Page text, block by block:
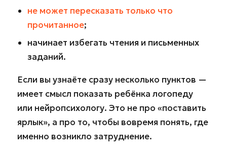
не может пересказать только что
прочитанное;
начинает избегать чтения и письменных
заданий.
Если вы узнаёте сразу несколько пунктов —
имеет смысл показать ребёнка логопеду
или нейропсихологу. Это не про «поставить
ярлык», а про то, чтобы вовремя понять, где
именно возникло затруднение.